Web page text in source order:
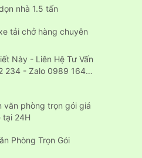
tải chở hàng chuyên
Này - Liên Hệ Tư Vấn
234 - Zalo 0989 164…
Phòng Trọn Gói